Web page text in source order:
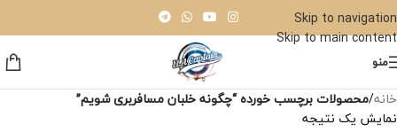
Skip to navigation
Skip to main content
منو
خانه/محصولات برچسب خورده “چگونه خلبان مسافربری شویم”
نمایش یک نتیجه